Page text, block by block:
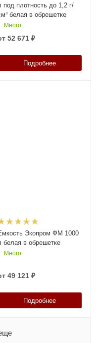
под плотность до 1,2 г/
белая в обрешетке
Много
52 671 ₽
Подробнее
Экопром ФМ 1000
белая в обрешетке
Много
49 121 ₽
Подробнее